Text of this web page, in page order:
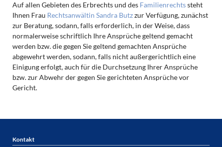
Auf allen Gebieten des Erbrechts und des Familienrechtssteht
Ihnen Frau Rechtsanwältin Sandra Butzzur Verfügung, zunächst
zur Beratung, sodann, falls erforderlich, in der Weise, dass
normalerweise schriftlich Ihre Ansprüche geltend gemacht
werden bzw. die gegen Sie geltend gemachten Ansprüche
abgewehrt werden, sodann, falls nicht außergerichtlich eine
Einigung erfolgt, auch für die Durchsetzung Ihrer Ansprüche
bzw. zur Abwehr der gegen Sie gerichteten Ansprüche vor
Gericht.
Kontakt